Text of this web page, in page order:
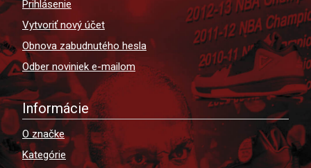
Prihlásenie
Vytvoriť nový účet
Obnova zabudnutého hesla
Odber noviniek e-mailom
Informácie
O značke
Kategórie